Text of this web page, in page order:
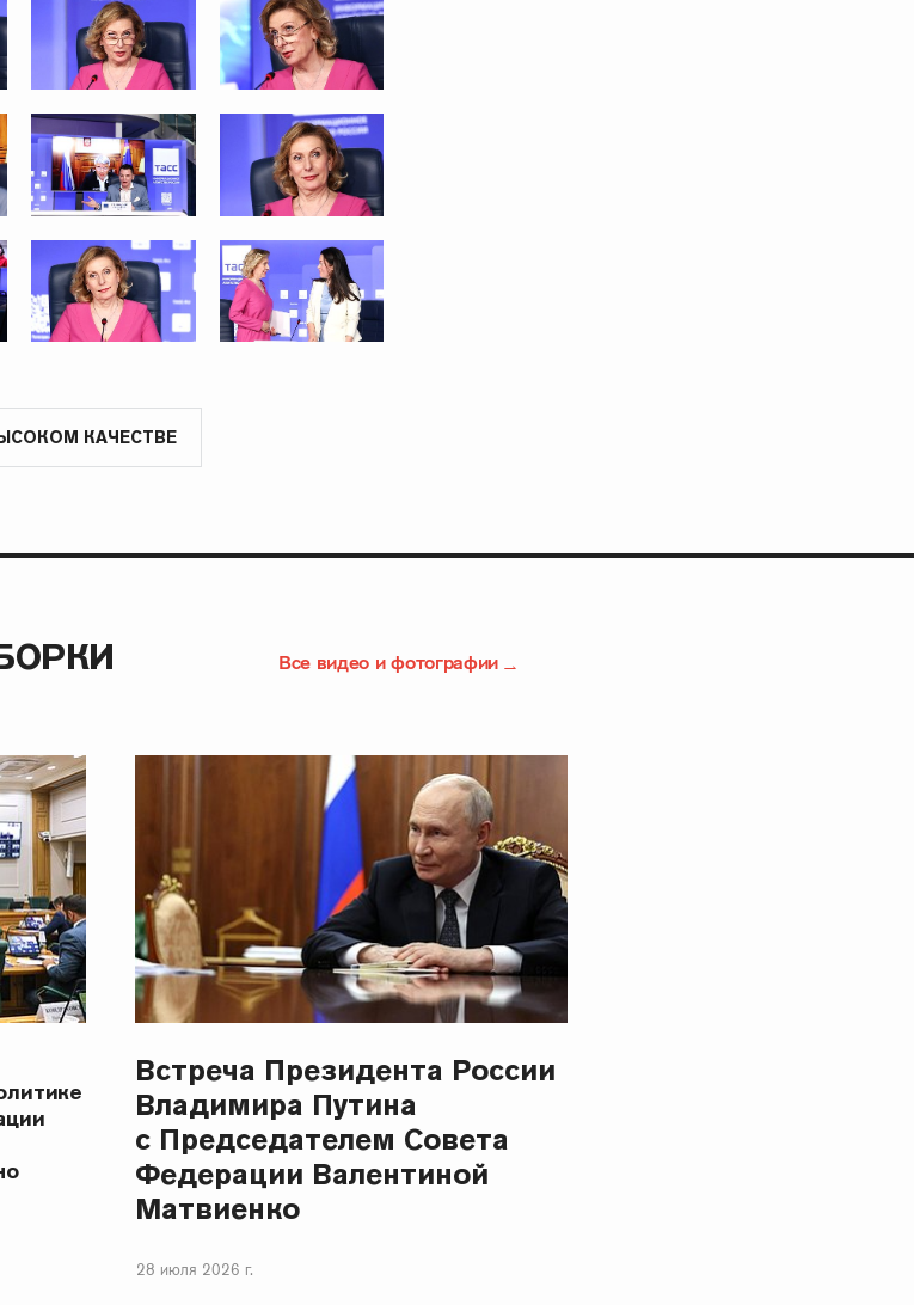
КАЧЕСТВЕ
Все видео и фотографии
Встреча Президента России
Владимира Путина
с Председателем Совета
Федерации Валентиной
Матвиенко
28 июля 2026 г.